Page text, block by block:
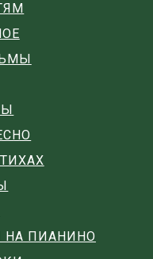
НА ПИАНИНО